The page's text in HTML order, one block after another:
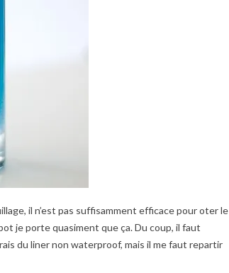
il n’est pas suffisamment efficace pour oter le
je porte quasiment que ça. Du coup, il faut
du liner non waterproof, mais il me faut repartir